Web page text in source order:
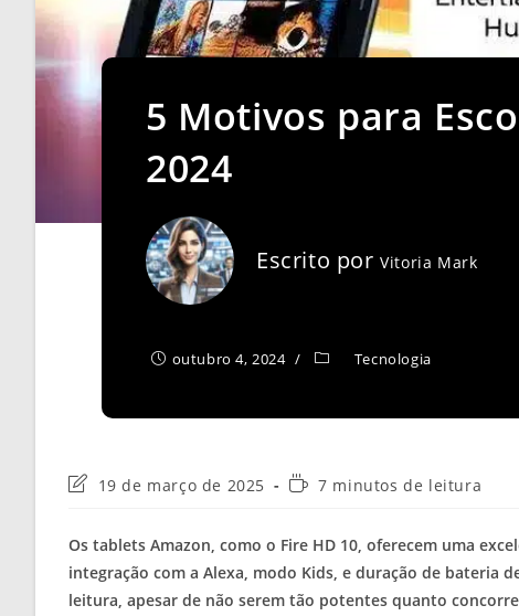
5 Motivos para
2024
Escrito porVitoria Mark
outubro 4, 2024 Tecnologia
Última
post:
19 de março de 2025
Tempo7 minutos de leitura
Os tablets Amazon, como o Fire HD 10, oferecem uma
integração com a Alexa, modo Kids, e duração de bateria
leitura, apesar de não serem tão potentes quanto